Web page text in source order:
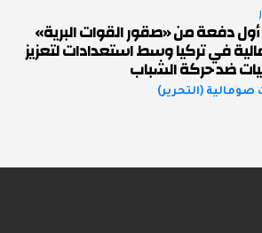
أول دفعة من «صقور القوات البرية»
في تركيا وسط استعدادات لتعزيز
ضد حركة الشباب
صومالية (التحرير)